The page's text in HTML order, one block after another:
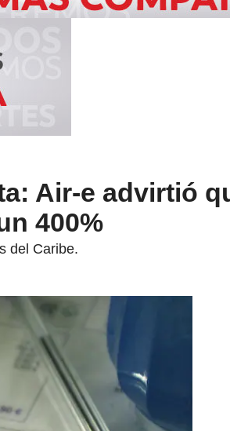
Air-e advirtió
400%
del Caribe.